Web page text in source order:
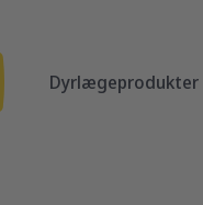
Dyrlægeprodukter